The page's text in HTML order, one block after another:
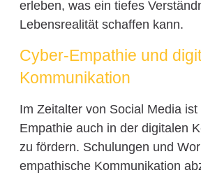
erleben, was ein tiefes
Lebensrealität schaffen kann.
Cyber-Empathie und
Kommunikation
Im Zeitalter von Social Media ist
Empathie auch in der digitalen
zu fördern. Schulungen und
empathische Kommunikation